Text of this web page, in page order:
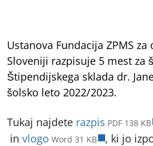
Ustanova Fundacija ZPMS
Sloveniji razpisuje 5 mest za
Štipendijskega sklada dr.
šolsko leto 2022/2023.
Tukaj najdete razpis PDF 138 KB
odpre v novem zavihku
in vlogo Word 31 KB odpre v
, ki jo